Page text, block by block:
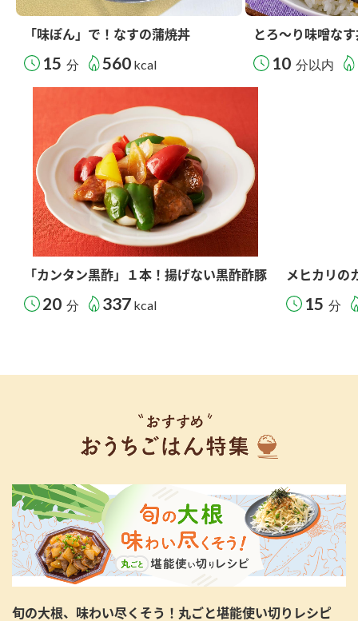
「味ぽん」で！なすの蒲焼丼
15 分 560 kcal
とろ～り味噌な
10 分以内
「カンタン黒酢」１本！揚げない黒酢酢豚
20 分 337 kcal
メヒカリの
15 分
旬の大根、味わい尽くそう！丸ごと堪能使い切りレシピ